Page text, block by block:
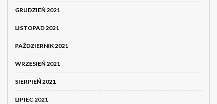
GRUDZIEŃ 2021
LISTOPAD 2021
PAŹDZIERNIK 2021
WRZESIEŃ 2021
SIERPIEŃ 2021
LIPIEC 2021